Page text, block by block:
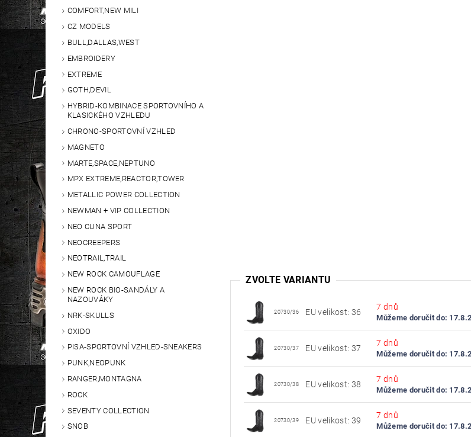
COMFORT,NEW MILI
CZ MODELS
BULL,DALLAS,WEST
EMBROIDERY
EXTREME
GOTH,DEVIL
HYBRID-KOMBINACE SPORTOVNÍHO A
KLASICKÉHO VZHLEDU
CHRONO-SPORTOVNÍ VZHLED
MAGNETO
MARTE,SPACE,NEPTUNO
MPX EXTREME,REACTOR,TOWER
METALLIC POWER COLLECTION
NEWMAN + VIP COLLECTION
NEO CUNA SPORT
NEOCREEPERS
NEOTRAIL,TRAIL
NEW ROCK CAMOUFLAGE
NEW ROCK BIO-SANDÁLY A
NAZOUVÁKY
NRK-SKULLS
OXIDO
PISA-SPORTOVNÍ VZHLED-SNEAKERS
PUNK,NEOPUNK
RANGER,MONTAGNA
ROCK
SEVENTY COLLECTION
SNOB
ZVOLTE VARIANTU
20730/36 EU velikost: 36
7 dnů
Můžeme doručit do:
20730/37 EU velikost: 37
7 dnů
Můžeme doručit do:
20730/38 EU velikost: 38
7 dnů
Můžeme doručit do:
20730/39 EU velikost: 39
7 dnů
Můžeme doručit do: